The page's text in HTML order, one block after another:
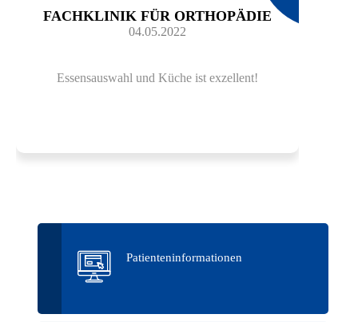
FACHKLINIK FÜR ORTHOPÄDIE
04.05.2022
Essensauswahl und Küche ist exzellent!
Patienteninformationen